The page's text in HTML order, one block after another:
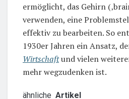
ermöglicht, das Gehirn
verwenden, eine
effektiv zu bearbeiten. So
1930er Jahren ein Ansatz,
Wirtschaftund vielen
mehr wegzudenken ist.
ähnliche Artikel